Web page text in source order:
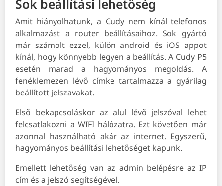
Sok beállítási lehetőség
Amit hiányolhatunk, a Cudy nem kínál telefonos
alkalmazást a router beállításaihoz. Sok gyártó
már számolt ezzel, külön android és iOS appot
kínál, hogy könnyebb legyen a beállítás. A Cudy P5
esetén marad a hagyományos megoldás. A
fenéklemezen lévő címke tartalmazza a gyárilag
beállított jelszavakat.
Első bekapcsoláskor az alul lévő jelszóval lehet
felcsatlakozni a WIFI hálózatra. Ezt követően már
azonnal használható akár az internet. Egyszerű,
hagyományos beállítási lehetőséget kapunk.
Emellett lehetőség van az admin belépésre az IP
cím és a jelszó segítségével.